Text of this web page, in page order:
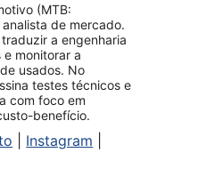
(MTB:
de mercado.
a engenharia
monitorar a
usados. No
testes técnicos e
com foco em
benefício.
Instagram